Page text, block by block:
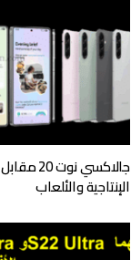
الإنتاجية والألعاب